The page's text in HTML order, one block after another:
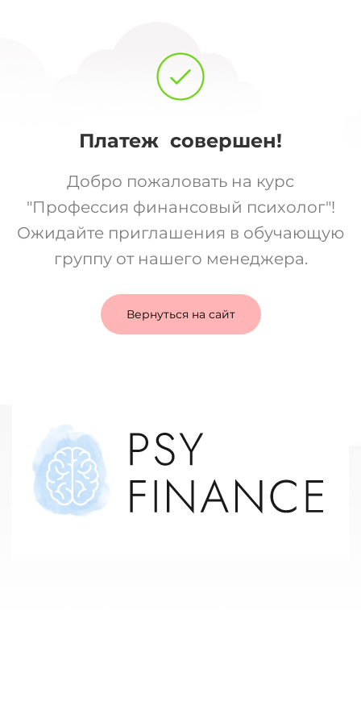
Платеж совершен!
Добро пожаловать на курс
"Профессия финансовый психолог"!
Ожидайте приглашения в обучающую
группу от нашего менеджера.
Вернуться на сайт